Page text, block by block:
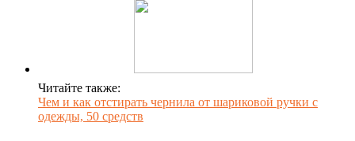
Читайте также:
Чем и как отстирать чернила от шариковой ручки с
одежды, 50 средств